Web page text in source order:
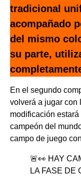
tradicional
acompañado
del mismo
su parte,
En el segundo
volverá a jugar con
modificación
campeón del
campo de juego
🚨👀 HAY
LA FASE DE